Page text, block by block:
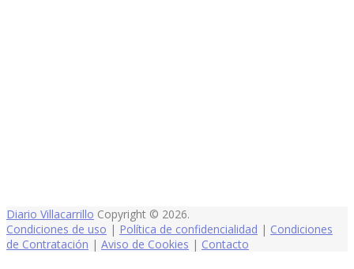
Diario Villacarrillo Copyright © 2026.
Condiciones de uso | Política de confidencialidad | Condiciones
de Contratación | Aviso de Cookies | Contacto